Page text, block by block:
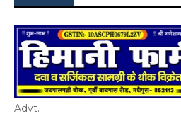
Advt.